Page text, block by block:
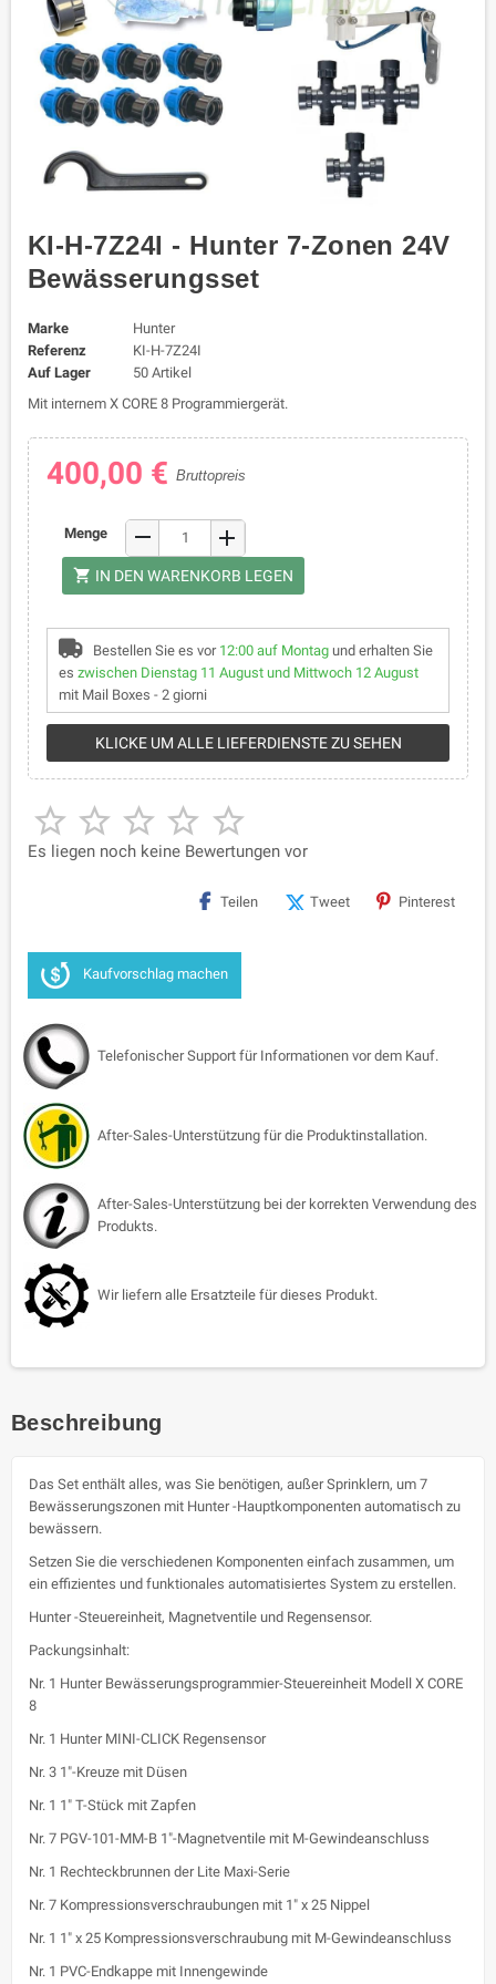
KI-H-7Z24I - Hunter 7-Zonen 24V
Bewässerungsset
Marke
Hunter
Referenz
KI-H-7Z24I
Auf Lager
50 Artikel
Mit internem X CORE 8 Programmiergerät.
400,00 € Bruttopreis
Menge remove add
shopping_cart IN DEN WARENKORB LEGEN
Bestellen Sie es vor 12:00 auf Montag und erhalten Sie
es zwischen Dienstag 11 August und Mittwoch 12 August
mit Mail Boxes - 2 giorni
KLICKE UM ALLE LIEFERDIENSTE ZU SEHEN
    
Es liegen noch keine Bewertungen vor
Teilen Tweet Pinterest
Kaufvorschlag machen
Telefonischer Support für Informationen vor dem Kauf.
After-Sales-Unterstützung für die Produktinstallation.
After-Sales-Unterstützung bei der korrekten Verwendung des
Produkts.
Wir liefern alle Ersatzteile für dieses Produkt.
Beschreibung
Das Set enthält alles, was Sie benötigen, außer Sprinklern, um 7
Bewässerungszonen mit Hunter -Hauptkomponenten automatisch zu
bewässern.
Setzen Sie die verschiedenen Komponenten einfach zusammen, um
ein effizientes und funktionales automatisiertes System zu erstellen.
Hunter -Steuereinheit, Magnetventile und Regensensor.
Packungsinhalt:
Nr. 1 Hunter Bewässerungsprogrammier-Steuereinheit Modell X CORE
8
Nr. 1 Hunter MINI-CLICK Regensensor
Nr. 3 1"-Kreuze mit Düsen
Nr. 1 1" T-Stück mit Zapfen
Nr. 7 PGV-101-MM-B 1"-Magnetventile mit M-Gewindeanschluss
Nr. 1 Rechteckbrunnen der Lite Maxi-Serie
Nr. 7 Kompressionsverschraubungen mit 1" x 25 Nippel
Nr. 1 1" x 25 Kompressionsverschraubung mit M-Gewindeanschluss
Nr. 1 PVC-Endkappe mit Innengewinde